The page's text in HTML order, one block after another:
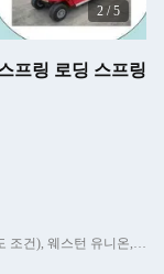
2 /5
프링 로딩 스프링
지불 조건: 전신환, 인수 인도, L/C (신용장), D/P (지급도 조건), 웨스턴 유니온, 머니그램